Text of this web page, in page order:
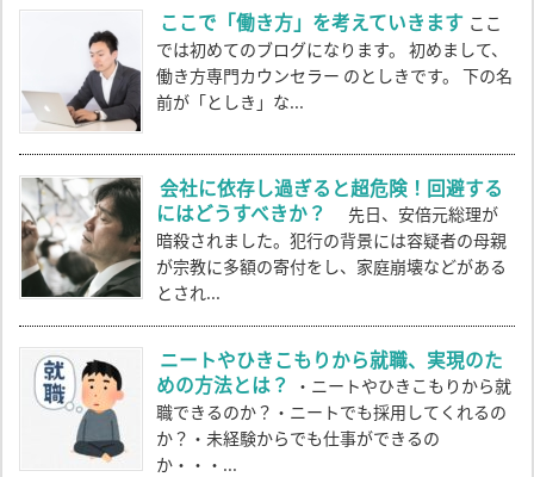
ここで「働き方」を考えていきます ここ
では初めてのブログになります。 初めまして、
働き方専門カウンセラー のとしきです。 下の名
前が「としき」な...
会社に依存し過ぎると超危険！回避する
にはどうすべきか？
先日、安倍元総理が
暗殺されました。犯行の背景には容疑者の母親
が宗教に多額の寄付をし、家庭崩壊などがある
とされ...
ニートやひきこもりから就職、実現のた
めの方法とは？ ・ニートやひきこもりから就
職できるのか？・ニートでも採用してくれるの
か？・未経験からでも仕事ができるの
か・・・...